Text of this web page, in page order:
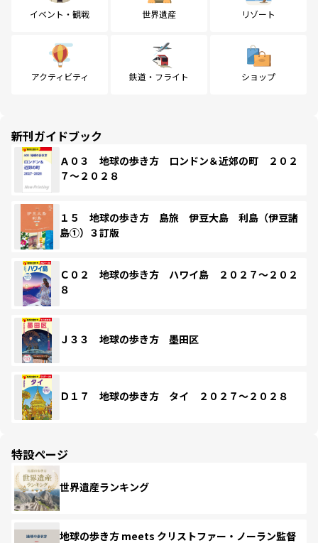
イベント・観戦 世界遺産 リゾート
アクティビティ 鉄道・フライト ショップ
新刊ガイドブック
Ａ０３ 地球の歩き方 ロンドン＆近郊の町 ２０２
７～２０２８
１５ 地球の歩き方 島旅 伊豆大島 利島（伊豆諸
島①）３訂版
Ｃ０２ 地球の歩き方 ハワイ島 ２０２７～２０２
８
Ｊ３３ 地球の歩き方 墨田区
Ｄ１７ 地球の歩き方 タイ ２０２７～２０２８
特設ページ
世界遺産ランキング
地球の歩き方 meets クリストファー・ノーラン監督